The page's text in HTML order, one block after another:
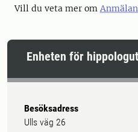
Vill du veta mer om
Enheten för
Besöksadress
Ulls väg 26